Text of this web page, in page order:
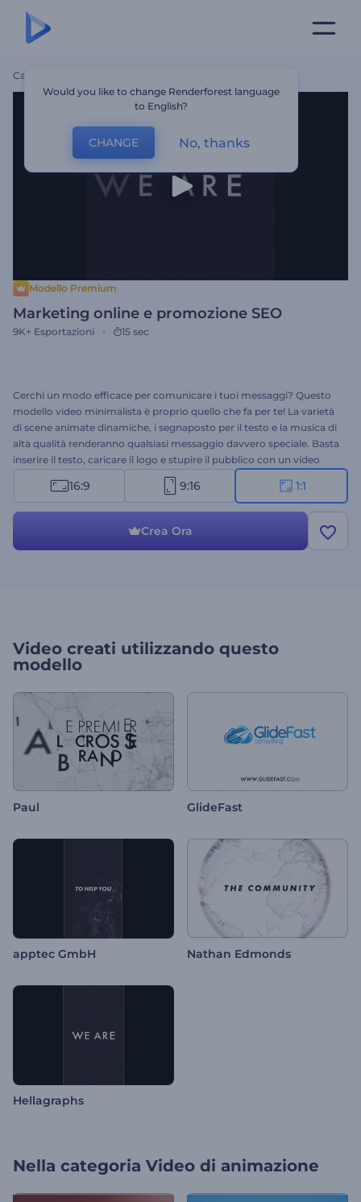
Casa
Modello Premium
Marketing online e promozione SEO
9K+ Esportazioni 15 sec
Cerchi un modo efficace per comunicare i tuoi messaggi? Questo
modello video minimalista è proprio quello che fa per te! La varietà
di scene animate dinamiche, i segnaposto per il testo e la musica di
alta qualità renderanno qualsiasi messaggio davvero speciale. Basta
inserire il testo, caricare il logo e stupire il pubblico con un video
promozionale completamente nuovo! Perfetto per promuovere
aziende, siti web, servizi e molto altro. Vuoi annunciare qualcosa?
16:9 9:16 1:1
Crea Ora
Video creati utilizzando questo
modello
Paul GlideFast
apptec GmbH Nathan Edmonds
Hellagraphs
Nella categoria Video di animazione
Would you like to change Renderforest language
to English?
CHANGE No, thanks